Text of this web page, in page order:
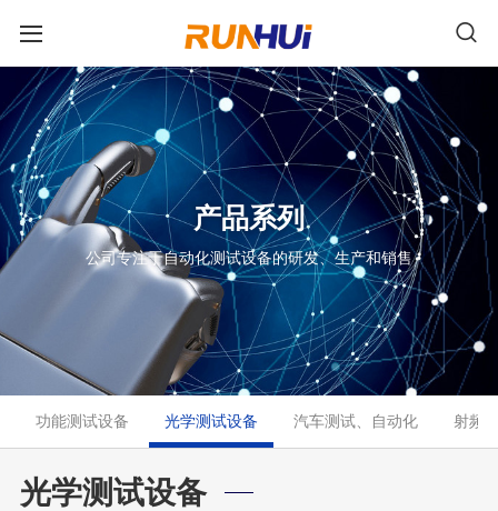
产品系列
公司专注于自动化测试设备的研发、生产和销售
功能测试设备 光学测试设备 汽车测试、自动化 射频
光学测试设备